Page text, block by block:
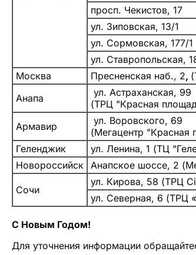
просп. Чекистов, 17
ул. Зиповская, 13/1
ул. Сормовская, 177/1
ул. Ставропольская,
Москва
Пресненская наб., 2,
Анапа
ул. Астраханская, 99
(ТРЦ "Красная
Армавир
ул. Воровского, 69
(Мегацентр "Красная
Геленджик
ул. Ленина, 1 (ТЦ
Новороссийск Анапское шоссе, 2
Сочи
ул. Кирова, 58 (ТРЦ
ул. Северная, 6 (ТРЦ
С Новым Годом!
Для уточнения информации